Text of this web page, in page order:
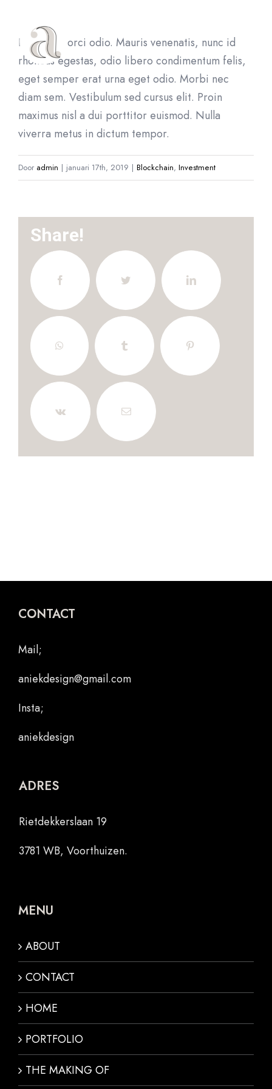
inhoudEtiam sed orci odio. Mauris venenatis, nunc id
rhoncus egestas, odio libero condimentum felis,
eget semper erat urna eget odio. Morbi nec
diam sem. Vestibulum sed cursus elit. Proin
maximus nisl a dui porttitor euismod. Nulla
viverra metus in dictum tempor.
Door admin | januari 17th, 2019 | Blockchain, Investment
Share!
Facebook Twitter LinkedIn
WhatsApp Tumblr Pinterest
Vk
E-
CONTACT
Mail;
aniekdesign@gmail.com
Insta;
aniekdesign
ADRES
Rietdekkerslaan 19
3781 WB, Voorthuizen.
MENU
ABOUT
CONTACT
HOME
PORTFOLIO
THE MAKING OF